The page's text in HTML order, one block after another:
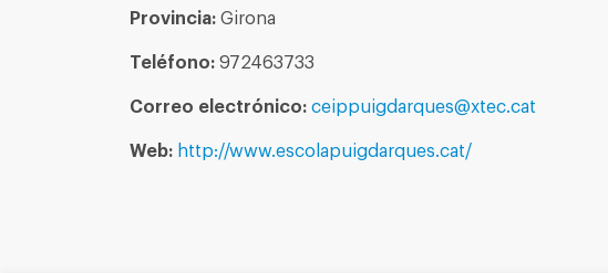
Provincia: Girona
Teléfono: 972463733
Correo electrónico: ceippuigdarques@xtec.cat
Web: http://www.escolapuigdarques.cat/